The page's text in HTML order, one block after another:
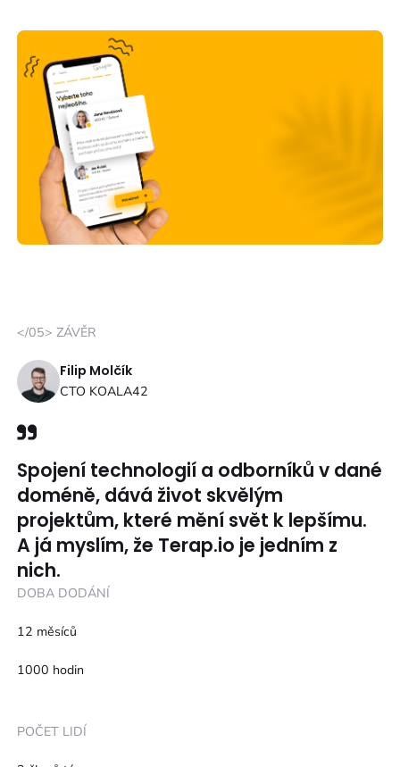
</05> ZÁVĚR
Filip Molčík
CTO KOALA42
Spojení technologií a odborníků v dané
doméně, dává život skvělým
projektům, které mění svět k lepšímu.
A já myslím, že Terap.io je jedním z
nich.
DOBA DODÁNÍ
12 měsíců
1000 hodin
POČET LIDÍ